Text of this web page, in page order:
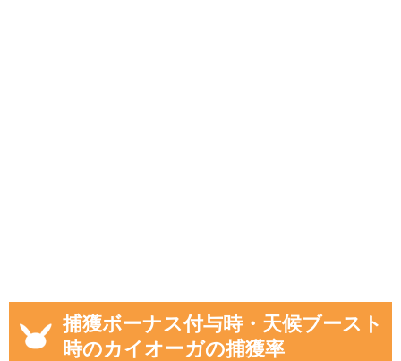
捕獲ボーナス付与時・天候ブースト
時のカイオーガの捕獲率